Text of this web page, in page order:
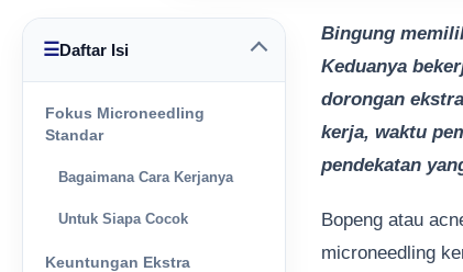
☰Daftar Isi
Fokus Microneedling
Standar
Bagaimana Cara Kerjanya
Untuk Siapa Cocok
Keuntungan Ekstra
Bingung
Keduanya
dorongan
kerja, waktu
pendekatan
Bopeng atau
microneedling